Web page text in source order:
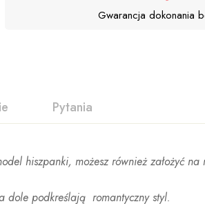
Gwarancja dokonania
Pytania
hiszpanki, możesz również założyć na
dole podkreślają romantyczny styl.